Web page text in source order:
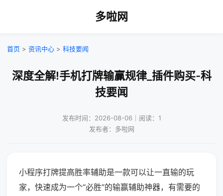
多啦网
首页 > 资讯中心 > 科技要闻
深度全解!手机打牌输赢规律_插件购买-科
技要闻
发布时间：2026-08-06｜阅读：1
发布者：多啦网
小程序打牌提高胜率辅助是一款可以让一直输的玩
家，快速成为一个“必胜”的输赢辅助神器，有需要的